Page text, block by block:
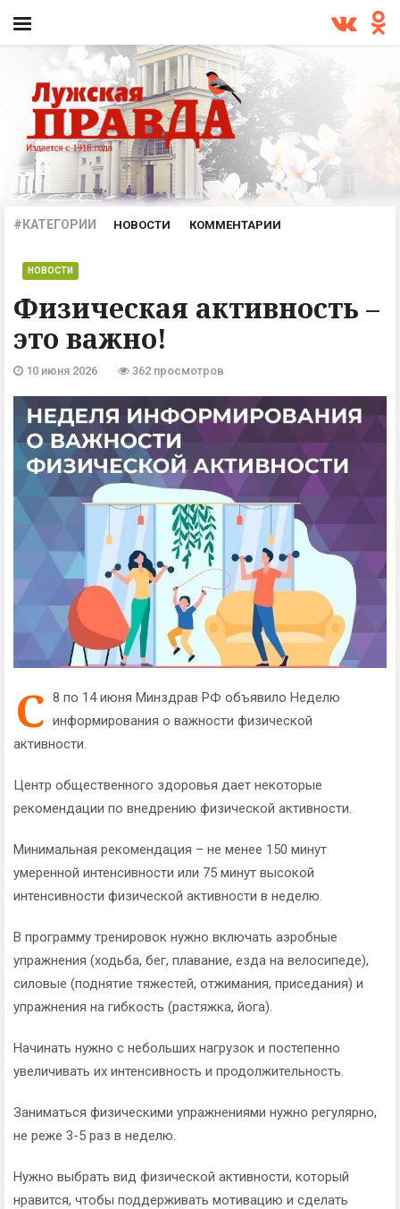
#КАТЕГОРИИ НОВОСТИ КОММЕНТАРИИ
Физическая активность –
это важно!
НОВОСТИ
10 июня 2026 362 просмотров
С 8 по 14 июня Минздрав РФ объявило Неделю
информирования о важности физической
активности.
Центр общественного здоровья дает некоторые
рекомендации по внедрению физической активности.
Минимальная рекомендация – не менее 150 минут
умеренной интенсивности или 75 минут высокой
интенсивности физической активности в неделю.
В программу тренировок нужно включать аэробные
упражнения (ходьба, бег, плавание, езда на велосипеде),
силовые (поднятие тяжестей, отжимания, приседания) и
упражнения на гибкость (растяжка, йога).
Начинать нужно с небольших нагрузок и постепенно
увеличивать их интенсивность и продолжительность.
Заниматься физическими упражнениями нужно регулярно,
не реже 3-5 раз в неделю.
Нужно выбрать вид физической активности, который
нравится, чтобы поддерживать мотивацию и сделать